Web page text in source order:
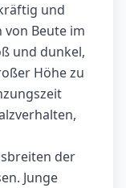
und
von Beute im
und dunkel,
Höhe zu
der
Junge